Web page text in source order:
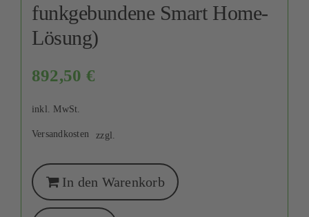
funkgebundene Smart Home-
Lösung)
892,50 €
inkl. MwSt.
zzgl.
Versandkosten
In den Warenkorb